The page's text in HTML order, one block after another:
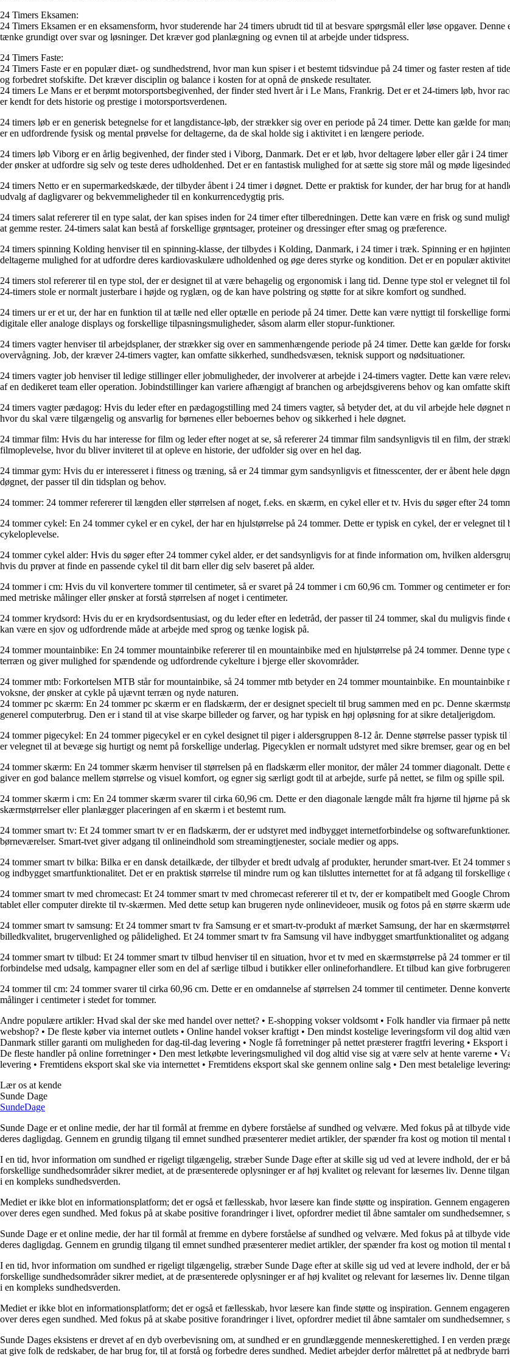
24 Timers Eksamen:
24 Timers Eksamen er en eksamensform, hvor studerende har 24 timers ubrudt tid til at besvare spørgsmål eller løse opgaver.
tænke grundigt over svar og løsninger. Det kræver god planlægning og evnen til at arbejde under tidspress.
24 Timers Faste:
24 Timers Faste er en populær diæt- og sundhedstrend, hvor man kun spiser i et bestemt tidsvindue på 24 timer og faster resten af
og forbedret stofskifte. Det kræver disciplin og balance i kosten for at opnå de ønskede resultater.
24 timers Le Mans er et berømt motorsportsbegivenhed, der finder sted hvert år i Le Mans, Frankrig. Det er et 24-timers løb, hvor
er kendt for dets historie og prestige i motorsportsverdenen.
24 timers løb er en generisk betegnelse for et langdistance-løb, der strækker sig over en periode på 24 timer. Dette kan gælde for
er en udfordrende fysisk og mental prøvelse for deltagerne, da de skal holde sig i aktivitet i en længere periode.
24 timers løb Viborg er en årlig begivenhed, der finder sted i Viborg, Danmark. Det er et løb, hvor deltagere løber eller går i 24
der ønsker at udfordre sig selv og teste deres udholdenhed. Det er en fantastisk mulighed for at sætte sig store mål og møde
24 timers Netto er en supermarkedskæde, der tilbyder åbent i 24 timer i døgnet. Dette er praktisk for kunder, der har brug for at
udvalg af dagligvarer og bekvemmeligheder til en konkurrencedygtig pris.
24 timers salat refererer til en type salat, der kan spises inden for 24 timer efter tilberedningen. Dette kan være en frisk og sund
at gemme rester. 24-timers salat kan bestå af forskellige grøntsager, proteiner og dressinger efter smag og præference.
24 timers spinning Kolding henviser til en spinning-klasse, der tilbydes i Kolding, Danmark, i 24 timer i træk. Spinning er en
deltagerne mulighed for at udfordre deres kardiovaskulære udholdenhed og øge deres styrke og kondition. Det er en populær
24 timers stol refererer til en type stol, der er designet til at være behagelig og ergonomisk i lang tid. Denne type stol er velegnet til
24-timers stole er normalt justerbare i højde og ryglæn, og de kan have polstring og støtte for at sikre komfort og sundhed.
24 timers ur er et ur, der har en funktion til at tælle ned eller optælle en periode på 24 timer. Dette kan være nyttigt til forskellige
digitale eller analoge displays og forskellige tilpasningsmuligheder, såsom alarm eller stopur-funktioner.
24 timers vagter henviser til arbejdsplaner, der strækker sig over en sammenhængende periode på 24 timer. Dette kan gælde for
overvågning. Job, der kræver 24-timers vagter, kan omfatte sikkerhed, sundhedsvæsen, teknisk support og nødsituationer.
24 timers vagter job henviser til ledige stillinger eller jobmuligheder, der involverer at arbejde i 24-timers vagter. Dette kan være
af en dedikeret team eller operation. Jobindstillinger kan variere afhængigt af branchen og arbejdsgiverens behov og kan omfatte
24 timers vagter pædagog: Hvis du leder efter en pædagogstilling med 24 timers vagter, så betyder det, at du vil arbejde hele
hvor du skal være tilgængelig og ansvarlig for børnenes eller beboernes behov og sikkerhed i hele døgnet.
24 timmar film: Hvis du har interesse for film og leder efter noget at se, så refererer 24 timmar film sandsynligvis til en film, der
filmoplevelse, hvor du bliver inviteret til at opleve en historie, der udfolder sig over en hel dag.
24 timmar gym: Hvis du er interesseret i fitness og træning, så er 24 timmar gym sandsynligvis et fitnesscenter, der er åbent hele
døgnet, der passer til din tidsplan og behov.
24 tommer: 24 tommer refererer til længden eller størrelsen af noget, f.eks. en skærm, en cykel eller et tv. Hvis du søger efter 24
24 tommer cykel: En 24 tommer cykel er en cykel, der har en hjulstørrelse på 24 tommer. Dette er typisk en cykel, der er velegnet
cykeloplevelse.
24 tommer cykel alder: Hvis du søger efter 24 tommer cykel alder, er det sandsynligvis for at finde information om, hvilken
hvis du prøver at finde en passende cykel til dit barn eller dig selv baseret på alder.
24 tommer i cm: Hvis du vil konvertere tommer til centimeter, så er svaret på 24 tommer i cm 60,96 cm. Tommer og centimeter er
med metriske målinger eller ønsker at forstå størrelsen af noget i centimeter.
24 tommer krydsord: Hvis du er en krydsordsentusiast, og du leder efter en ledetråd, der passer til 24 tommer, skal du muligvis
kan være en sjov og udfordrende måde at arbejde med sprog og tænke logisk på.
24 tommer mountainbike: En 24 tommer mountainbike refererer til en mountainbike med en hjulstørrelse på 24 tommer. Denne
terræn og giver mulighed for spændende og udfordrende cykelture i bjerge eller skovområder.
24 tommer mtb: Forkortelsen MTB står for mountainbike, så 24 tommer mtb betyder en 24 tommer mountainbike. En
voksne, der ønsker at cykle på ujævnt terræn og nyde naturen.
24 tommer pc skærm: En 24 tommer pc skærm er en fladskærm, der er designet specielt til brug sammen med en pc. Denne
generel computerbrug. Den er i stand til at vise skarpe billeder og farver, og har typisk en høj opløsning for at sikre detaljerigdom.
24 tommer pigecykel: En 24 tommer pigecykel er en cykel designet til piger i aldersgruppen 8-12 år. Denne størrelse passer typisk
er velegnet til at bevæge sig hurtigt og nemt på forskellige underlag. Pigecyklen er normalt udstyret med sikre bremser, gear og en
24 tommer skærm: En 24 tommer skærm henviser til størrelsen på en fladskærm eller monitor, der måler 24 tommer diagonalt.
giver en god balance mellem størrelse og visuel komfort, og egner sig særligt godt til at arbejde, surfe på nettet, se film og spille spil.
24 tommer skærm i cm: En 24 tommer skærm svarer til cirka 60,96 cm. Dette er den diagonale længde målt fra hjørne til hjørne på
skærmstørrelser eller planlægger placeringen af en skærm i et bestemt rum.
24 tommer smart tv: Et 24 tommer smart tv er en fladskærm, der er udstyret med indbygget internetforbindelse og
børneværelser. Smart-tvet giver adgang til onlineindhold som streamingtjenester, sociale medier og apps.
24 tommer smart tv bilka: Bilka er en dansk detailkæde, der tilbyder et bredt udvalg af produkter, herunder smart-tver. Et 24
og indbygget smartfunktionalitet. Det er en praktisk størrelse til mindre rum og kan tilsluttes internettet for at få adgang til forskellige
24 tommer smart tv med chromecast: Et 24 tommer smart tv med chromecast refererer til et tv, der er kompatibelt med Google
tablet eller computer direkte til tv-skærmen. Med dette setup kan brugeren nyde onlinevideoer, musik og fotos på en større skærm
24 tommer smart tv samsung: Et 24 tommer smart tv fra Samsung er et smart-tv-produkt af mærket Samsung, der har en
billedkvalitet, brugervenlighed og pålidelighed. Et 24 tommer smart tv fra Samsung vil have indbygget smartfunktionalitet og
24 tommer smart tv tilbud: Et 24 tommer smart tv tilbud henviser til en situation, hvor et tv med en skærmstørrelse på 24 tommer
forbindelse med udsalg, kampagner eller som en del af særlige tilbud i butikker eller onlineforhandlere. Et tilbud kan give
24 tommer til cm: 24 tommer svarer til cirka 60,96 cm. Dette er en omdannelse af størrelsen 24 tommer til centimeter. Denne
målinger i centimeter i stedet for tommer.
Andre populære artikler: Hvad skal der ske med handel over nettet? • E-shopping vokser voldsomt • Folk handler via firmaer på
webshop? • De fleste køber via internet outlets • Online handel vokser kraftigt • Den mindst kostelige leveringsform vil dog altid
Danmark stiller garanti om muligheden for dag-til-dag levering • Nogle få forretninger på nettet præsterer fragtfri levering • Eksport i
De fleste handler på online forretninger• Den mest letkøbte leveringsmulighed vil dog altid vise sig at være selv at hente varerne •
levering • Fremtidens eksport skal ske via internettet • Fremtidens eksport skal ske gennem online salg • Den mest betalelige
Lær os at kende
Sunde Dage
SundeDage
Sunde Dage er et online medie, der har til formål at fremme en dybere forståelse af sundhed og velvære. Med fokus på at tilbyde
deres dagligdag. Gennem en grundig tilgang til emnet sundhed præsenterer mediet artikler, der spænder fra kost og motion til
I en tid, hvor information om sundhed er rigeligt tilgængelig, stræber Sunde Dage efter at skille sig ud ved at levere indhold, der er
forskellige sundhedsområder sikrer mediet, at de præsenterede oplysninger er af høj kvalitet og relevant for læsernes liv. Denne
i en kompleks sundhedsverden.
Mediet er ikke blot en informationsplatform; det er også et fællesskab, hvor læsere kan finde støtte og inspiration. Gennem
over deres egen sundhed. Med fokus på at skabe positive forandringer i livet, opfordrer mediet til åbne samtaler om
Sunde Dage er et online medie, der har til formål at fremme en dybere forståelse af sundhed og velvære. Med fokus på at tilbyde
deres dagligdag. Gennem en grundig tilgang til emnet sundhed præsenterer mediet artikler, der spænder fra kost og motion til
I en tid, hvor information om sundhed er rigeligt tilgængelig, stræber Sunde Dage efter at skille sig ud ved at levere indhold, der er
forskellige sundhedsområder sikrer mediet, at de præsenterede oplysninger er af høj kvalitet og relevant for læsernes liv. Denne
i en kompleks sundhedsverden.
Mediet er ikke blot en informationsplatform; det er også et fællesskab, hvor læsere kan finde støtte og inspiration. Gennem
over deres egen sundhed. Med fokus på at skabe positive forandringer i livet, opfordrer mediet til åbne samtaler om
Sunde Dages eksistens er drevet af en dyb overbevisning om, at sundhed er en grundlæggende menneskerettighed. I en verden
at give folk de redskaber, de har brug for, til at forstå og forbedre deres sundhed. Mediet arbejder derfor målrettet på at nedbryde